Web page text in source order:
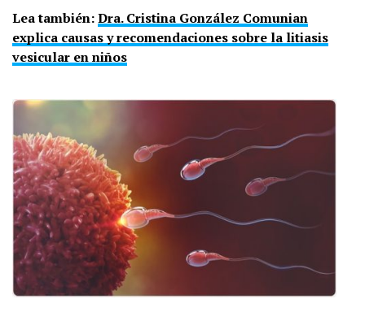
Lea también:Dra. Cristina González Comunian
explica causas y recomendaciones sobre la litiasis
vesicular en niños